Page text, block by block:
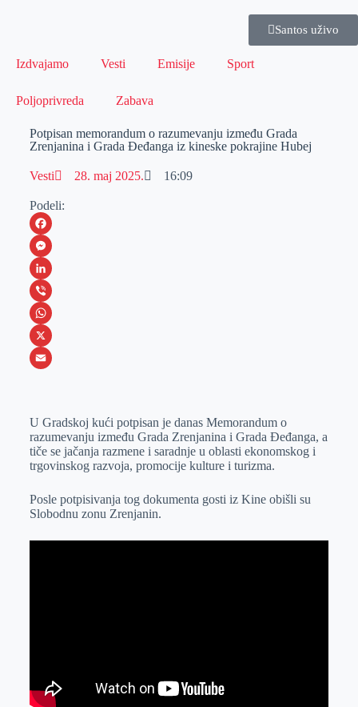
Santos uživo
Izdvajamo Vesti Emisije Sport
Poljoprivreda Zabava
Potpisan memorandum o razumevanju između Grada
Zrenjanina i Grada Đeđanga iz kineske pokrajine Hubej
Vesti 28. maj 2025. 16:09
Podeli:
F
a
c
e
b
o
M
e
s
s
e
e
r
L
i
n
k
I
n
V
i
b
W
h
s
A
p
p
X
a
i
l
U Gradskoj kući potpisan je danas Memorandum o
razumevanju između Grada Zrenjanina i Grada Đeđanga, a
tiče se jačanja razmene i saradnje u oblasti ekonomskog i
trgovinskog razvoja, promocije kulture i turizma.
Posle potpisivanja tog dokumenta gosti iz Kine obišli su
Slobodnu zonu Zrenjanin.